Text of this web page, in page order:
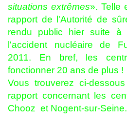
situations extrêmes». Telle
rapport de l'Autorité de
rendu public hier suite à
l'accident nucléaire de
2011. En bref, les
fonctionner 20 ans de plus !
Vous trouverez ci-
rapport concernant les
Chooz et Nogent-sur-Seine.